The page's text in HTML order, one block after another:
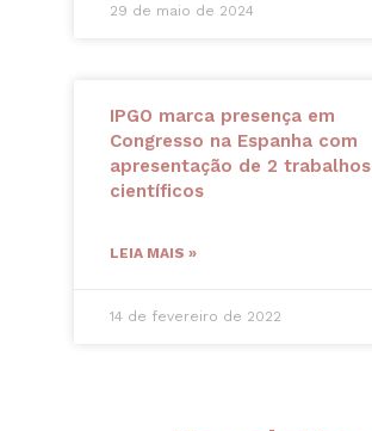
29 de maio de 2024
IPGO marca presença em
Congresso na Espanha com
apresentação de 2 trabalhos
científicos
LEIA MAIS »
14 de fevereiro de 2022